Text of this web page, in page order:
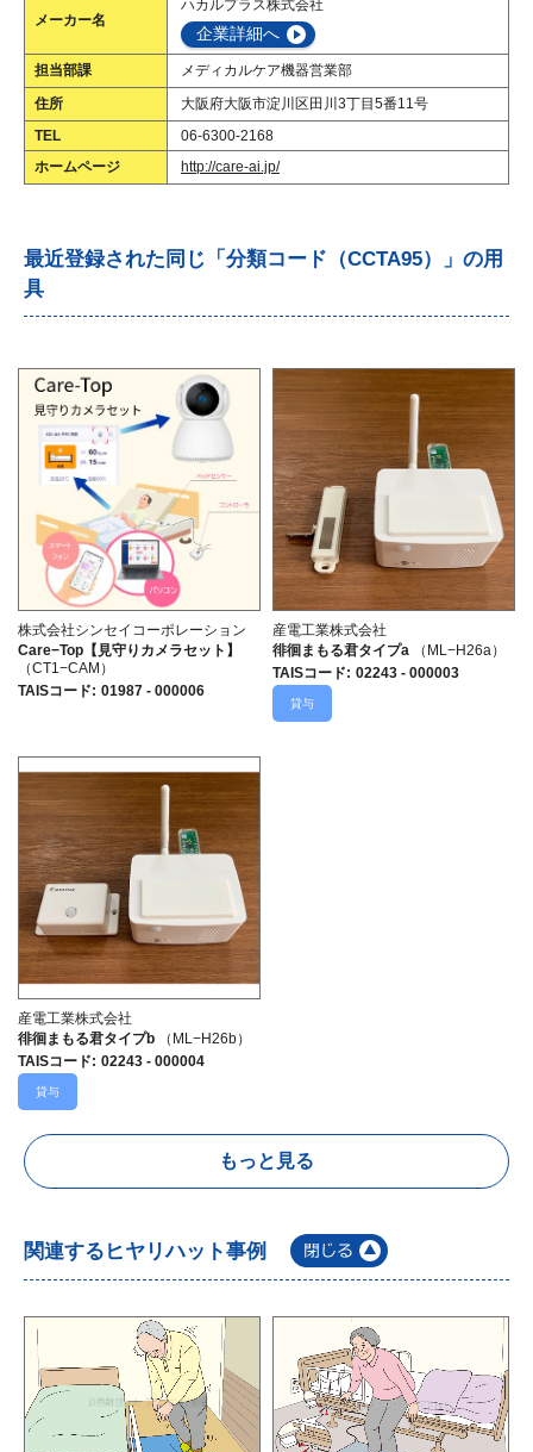
メーカー名
ハカルプラス株式会社
企業詳細へ
担当部課
メディカルケア機器営業部
住所
大阪府大阪市淀川区田川3丁目5番11号
TEL
06-6300-2168
ホームページ
http://care-ai.jp/
最近登録された同じ「分類コード（CCTA95）」の用
具
株式会社シンセイコーポレーション
Care−Top【見守りカメラセット】
（CT1−CAM）
TAISコード: 01987 - 000006
産電工業株式会社
徘徊まもる君タイプa
（ML−H26a）
TAISコード: 02243 - 000003
貸与
産電工業株式会社
徘徊まもる君タイプb
（ML−H26b）
TAISコード: 02243 - 000004
貸与
もっと見る
関連するヒヤリハット事例